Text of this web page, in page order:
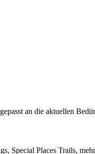
an die aktuellen
Special Places Trails,